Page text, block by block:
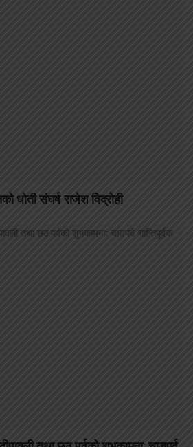
संघर्ष राजेश विद्रोही